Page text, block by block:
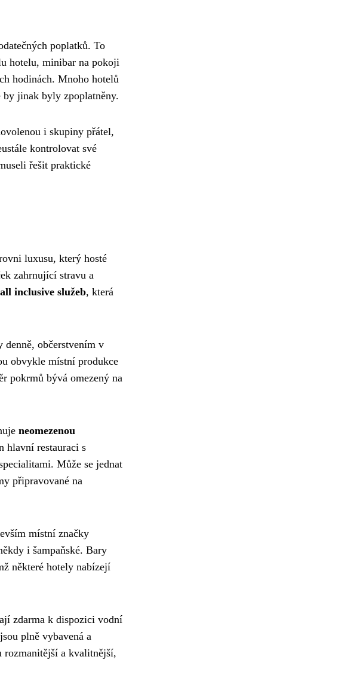
poplatků. To
hotelu, minibar na pokoji
hodinách. Mnoho hotelů
by jinak byly zpoplatněny.
i skupiny přátel,
kontrolovat své
řešit praktické
luxusu, který hosté
zahrnující stravu a
inclusive služeb, která
občerstvením v
obvykle místní produkce
pokrmů bývá omezený na
neomezenou
hlavní restauraci s
Může se jednat
připravované na
místní značky
i šampaňské. Bary
některé hotely nabízejí
zdarma k dispozici vodní
plně vybavená a
rozmanitější a kvalitnější,